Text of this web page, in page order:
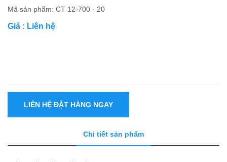
Mã sản phẩm: CT 12-700 - 20
Giá : Liên hệ
LIÊN HỆ ĐẶT HÀNG NGAY
Chi tiết sản phẩm